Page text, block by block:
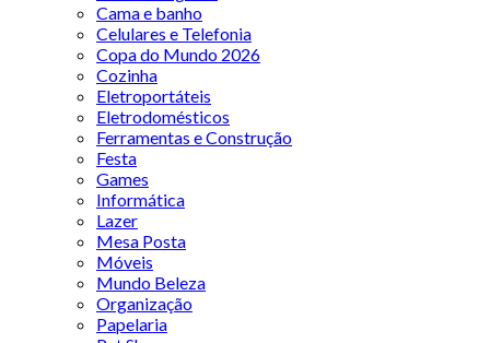
Cama e banho
Celulares e Telefonia
Copa do Mundo 2026
Cozinha
Eletroportáteis
Eletrodomésticos
Ferramentas e Construção
Festa
Games
Informática
Lazer
Mesa Posta
Móveis
Mundo Beleza
Organização
Papelaria